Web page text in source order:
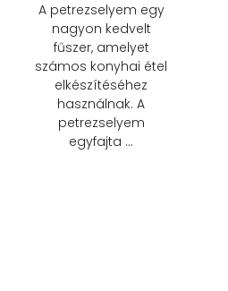
A petrezselyem egy
nagyon kedvelt
fűszer, amelyet
számos konyhai étel
elkészítéséhez
használnak. A
petrezselyem
egyfajta …